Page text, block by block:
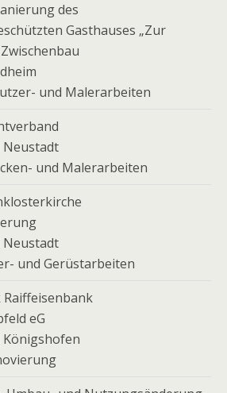
des
Gasthauses „Zur
und Malerarbeiten
Neustadt
und Malerarbeiten
Neustadt
und Gerüstarbeiten
eG
Königshofen